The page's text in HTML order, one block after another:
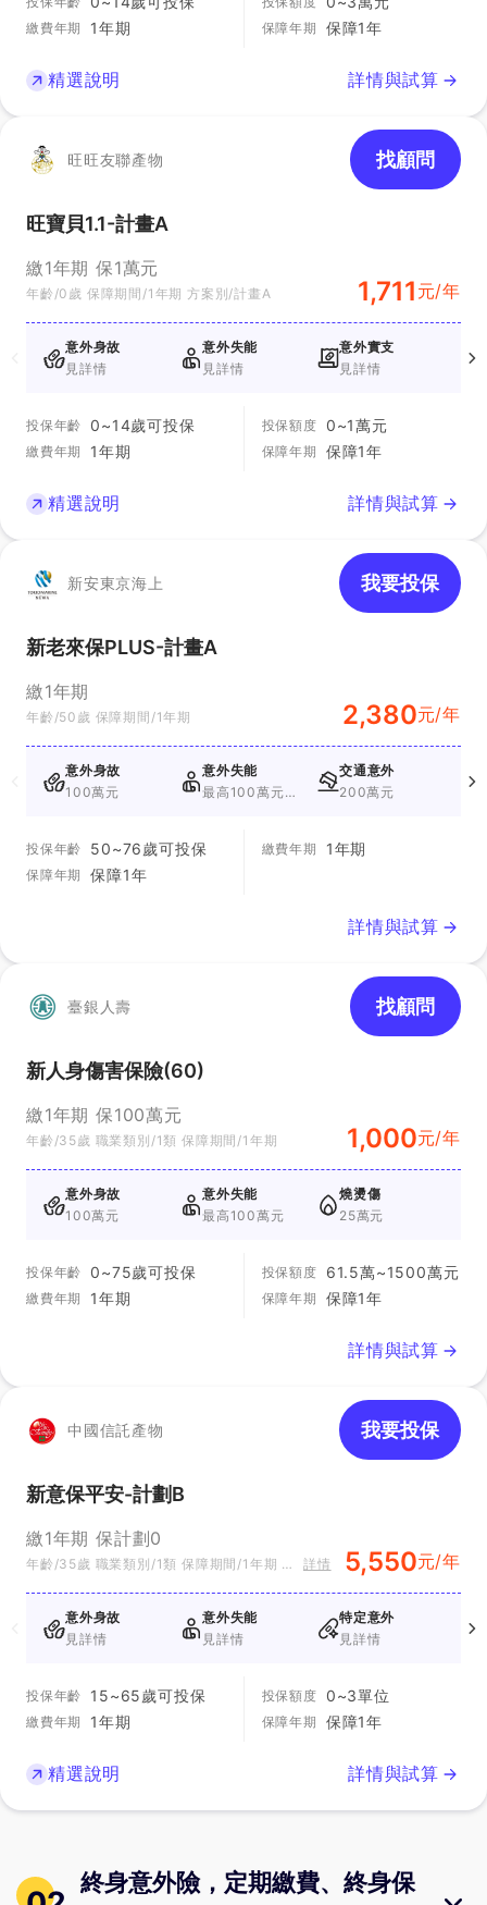
繳費年期 1年期 保障年期 保障1年
精選說明 詳情與試算
旺旺友聯產物 找顧問
旺寶貝1.1-計畫A
繳1年期 保1萬元
年齡/0歲 保障期間/1年期 方案別/計畫A 1,711 元/年
意外身故
見詳情
意外失能
見詳情
意外實支
見詳情
投保年齡 0~14歲可投保
繳費年期 1年期
投保額度 0~1萬元
保障年期 保障1年
精選說明 詳情與試算
新安東京海上 我要投保
新老來保PLUS-計畫A
繳1年期
年齡/50歲 保障期間/1年期 2,380元/年
意外身故
100萬元
意外失能
最高100萬元
交通意外
200萬元
投保年齡 50~76歲可投保
保障年期 保障1年
繳費年期 1年期
詳情與試算
臺銀人壽 找顧問
新人身傷害保險(60)
繳1年期 保100萬元
年齡/35歲 職業類別/1類 保障期間/1年期 1,000元/年
意外身故
100萬元
意外失能
最高100萬元
燒燙傷
25萬元
投保年齡 0~75歲可投保
繳費年期 1年期
投保額度 61.5萬~1500萬元
保障年期 保障1年
詳情與試算
中國信託產物 我要投保
新意保平安-計劃B
繳1年期 保計劃0
年齡/35歲 職業類別/1類 保障期間/1年期 方
詳情 5,550元/年
意外身故
見詳情
意外失能
見詳情
特定意外
見詳情
投保年齡 15~65歲可投保
繳費年期 1年期
投保額度 0~3單位
保障年期 保障1年
精選說明 詳情與試算
終身意外險，定期繳費、終身保